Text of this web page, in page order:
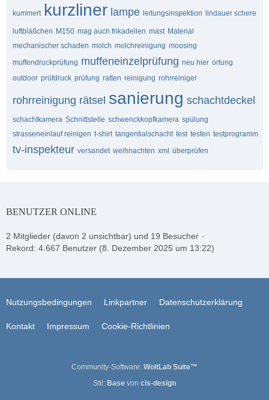
kummert kurzliner lampe leitungsinspektion lindauer schere
luftbläßchen M150 mag auch frikadellen mast Material
mechanischer schaden molch molchreinigung moosing
muffendruckprüfung muffeneinzelprüfung neu hier ortung
outdoor prüfdruck prüfung ratten reinigung rohrreiniger
rohrreinigung rätsel sanierung schachtdeckel
schachtkamera Schnittstelle schwenckkopfkamera spülung
strasseneinlauf reinigen t-shirt tangentialschacht test testen testprogramm
tv-inspekteur versandet weihnachten xml überprüfen
BENUTZER ONLINE
2 Mitglieder (davon 2 unsichtbar) und 19 Besucher
Rekord: 4.667 Benutzer (8. Dezember 2025 um 13:22)
Nutzungsbedingungen Linkpartner Datenschutzerklärung
Kontakt Impressum Cookie-Richtlinien
Community-Software: WoltLab Suite™
Stil: Base von cls-design